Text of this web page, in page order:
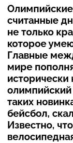
считанные
не только
которое
Главные
мире
таких
бейсбол,
Известно,